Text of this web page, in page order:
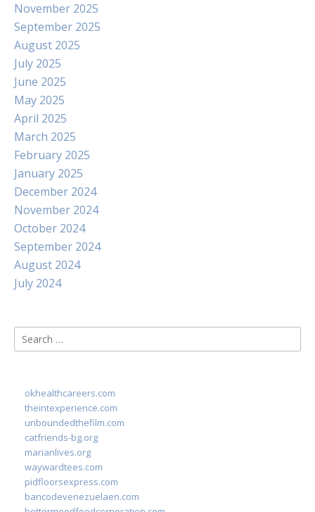
November 2025
September 2025
August 2025
July 2025
June 2025
May 2025
April 2025
March 2025
February 2025
January 2025
December 2024
November 2024
October 2024
September 2024
August 2024
July 2024
Search
for:
okhealthcareers.com
theintexperience.com
unboundedthefilm.com
catfriends-bg.org
marianlives.org
waywardtees.com
pidfloorsexpress.com
bancodevenezuelaen.com